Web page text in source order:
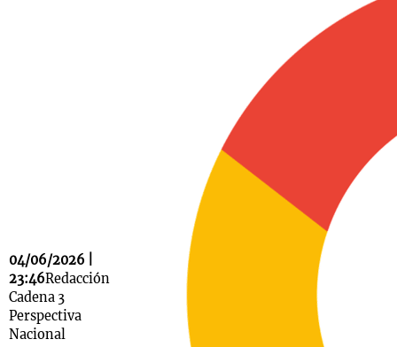
04/06/2026 |
23:46Redacción
Cadena 3
Perspectiva
Nacional
La Sole en
Cadena 3